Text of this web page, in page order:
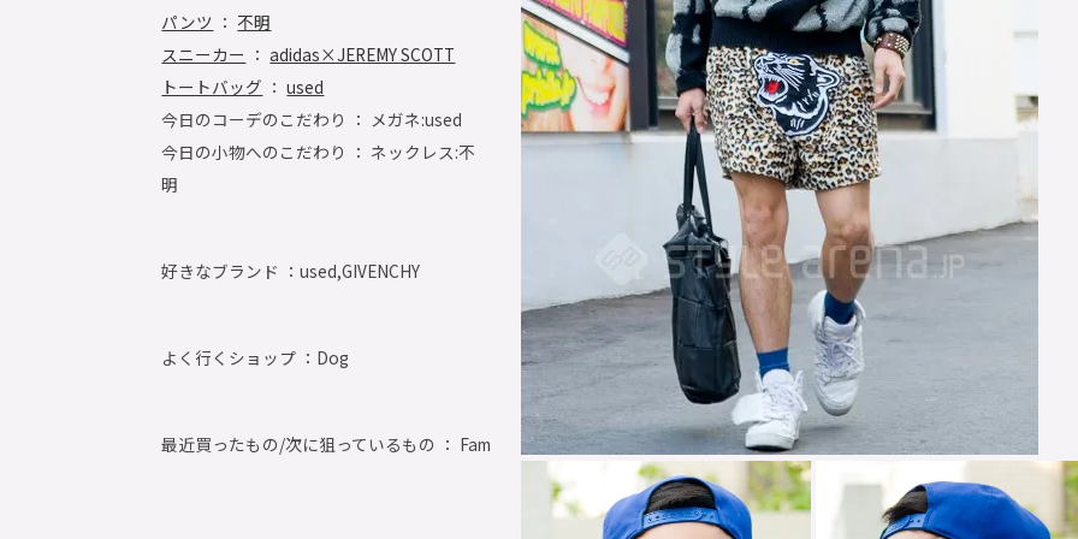
パンツ ： 不明
スニーカー ：adidas×JEREMY SCOTT
トートバッグ ：used
今日のコーデのこだわり ： メガネ:used
今日の小物へのこだわり ： ネックレス:不
明
好きなブランド ：used,GIVENCHY
よく行くショップ ： Dog
最近買ったもの/次に狙っているもの ： Fam